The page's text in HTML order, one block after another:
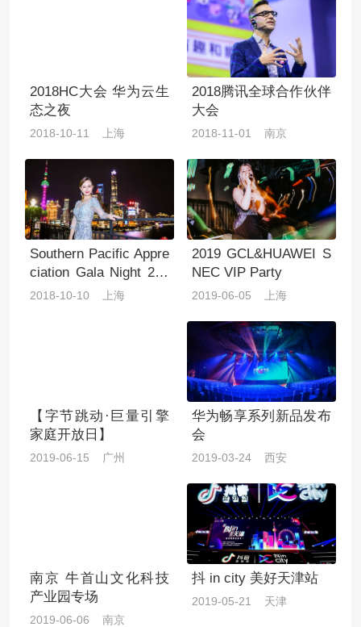
2018HC大会 华为云生
态之夜
2018-10-11 上海
2018腾讯全球合作伙伴
大会
2018-11-01 南京
Southern Pacific Appre
ciation Gala Night 201
8
2018-10-10 上海
2019 GCL&HUAWEI S
NEC VIP Party
2019-06-05 上海
【字节跳动·巨量引擎
家庭开放日】
2019-06-15 广州
华为畅享系列新品发布
会
2019-03-24 西安
南京 牛首山文化科技
产业园专场
2019-06-06 南京
抖 in city 美好天津站
2019-05-21 天津